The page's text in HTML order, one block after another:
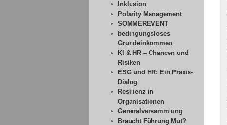
Inklusion
Polarity Management
SOMMEREVENT
bedingungsloses
Grundeinkommen
KI & HR – Chancen und
Risiken
ESG und HR: Ein Praxis-
Dialog
Resilienz in
Organisationen
Generalversammlung
Braucht Führung Mut?